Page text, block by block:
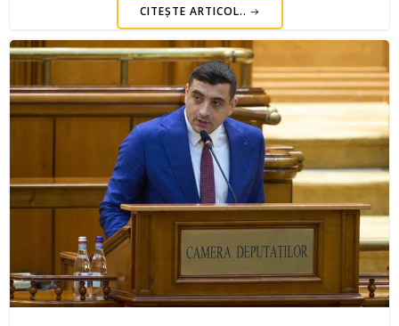
CITEȘTE ARTICOL..